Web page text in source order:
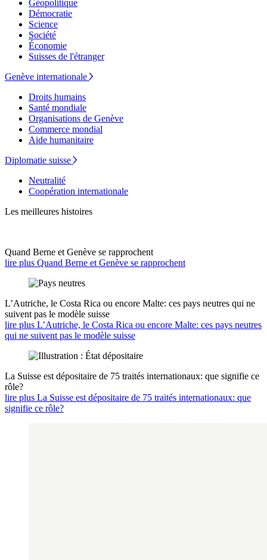
Géopolitique
Démocratie
Science
Société
Économie
Suisses de l'étranger
Genève internationale
Droits humains
Santé mondiale
Organisations de Genève
Commerce mondial
Aide humanitaire
Diplomatie suisse
Neutralité
Coopération internationale
Les meilleures histoires
Quand Berne et Genève se rapprochent
lire plus Quand Berne et Genève se rapprochent
L’Autriche, le Costa Rica ou encore Malte: ces pays neutres qui ne
suivent pas le modèle suisse
lire plus L’Autriche, le Costa Rica ou encore Malte: ces pays neutres
qui ne suivent pas le modèle suisse
La Suisse est dépositaire de 75 traités internationaux: que signifie ce
rôle?
lire plus La Suisse est dépositaire de 75 traités internationaux: que
signifie ce rôle?